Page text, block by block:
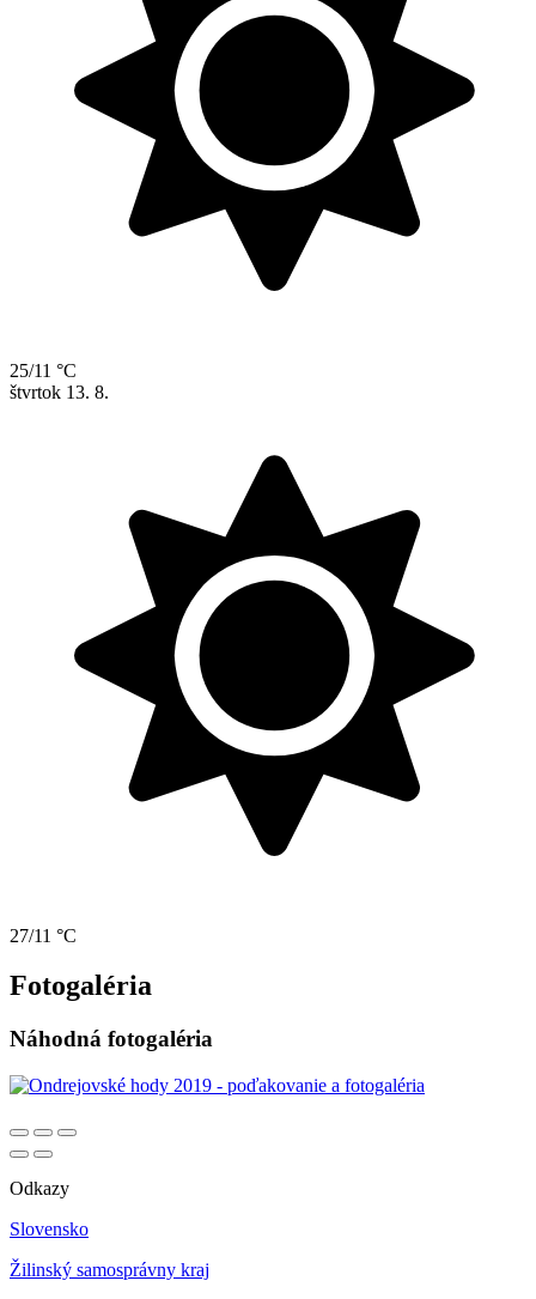
25/11 °C
štvrtok 13. 8.
27/11 °C
Fotogaléria
Náhodná fotogaléria
Odkazy
Slovensko
Žilinský samosprávny kraj